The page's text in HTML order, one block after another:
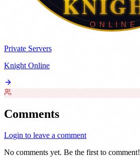
Private Servers
Knight Online
Comments
Login to leave a comment
No comments yet. Be the first to comment!